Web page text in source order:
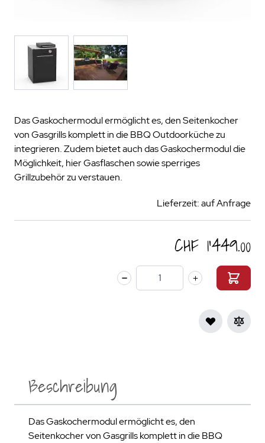
Das Gaskochermodul ermöglicht es, den Seitenkocher
von Gasgrills komplett in die BBQ Outdoorküche zu
integrieren. Zudem bietet auch das Gaskochermodul die
Möglichkeit, hier Gasflaschen sowie sperriges
Grillzubehör zu verstauen.
Lieferzeit: auf Anfrage
CHF 1’449.00
Menge
Beschreibung
Das Gaskochermodul ermöglicht es, den
Seitenkocher von Gasgrills komplett in die BBQ